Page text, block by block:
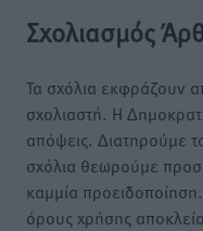
Σχολιασμός
Τα σχόλια εκφράζουν
σχολιαστή. Η
απόψεις. Διατηρούμε
σχόλια θεωρούμε
καμμία
όρους χρήσης